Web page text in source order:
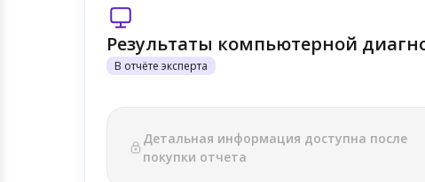
Результаты компьютерной
В отчёте эксперта
Детальная информация доступна после
покупки отчета